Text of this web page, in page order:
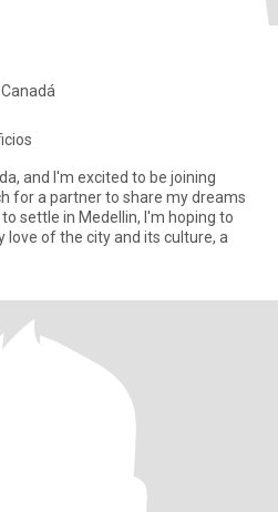
and I'm excited to be joining
for a partner to share my dreams
settle in Medellin, I'm hoping to
of the city and its culture, a